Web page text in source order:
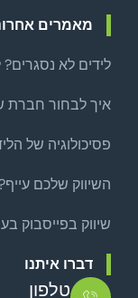
מאמרים
לידים לא
איך לבחור חברת
פסיכולוגיה של
השיווק שלכם
דברו איתנו
טלפון